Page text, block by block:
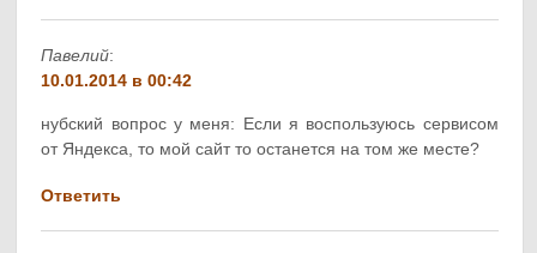
Павелий:
10.01.2014 в 00:42
нубский вопрос у меня: Если я воспользуюсь сервисом
от Яндекса, то мой сайт то останется на том же месте?
Ответить